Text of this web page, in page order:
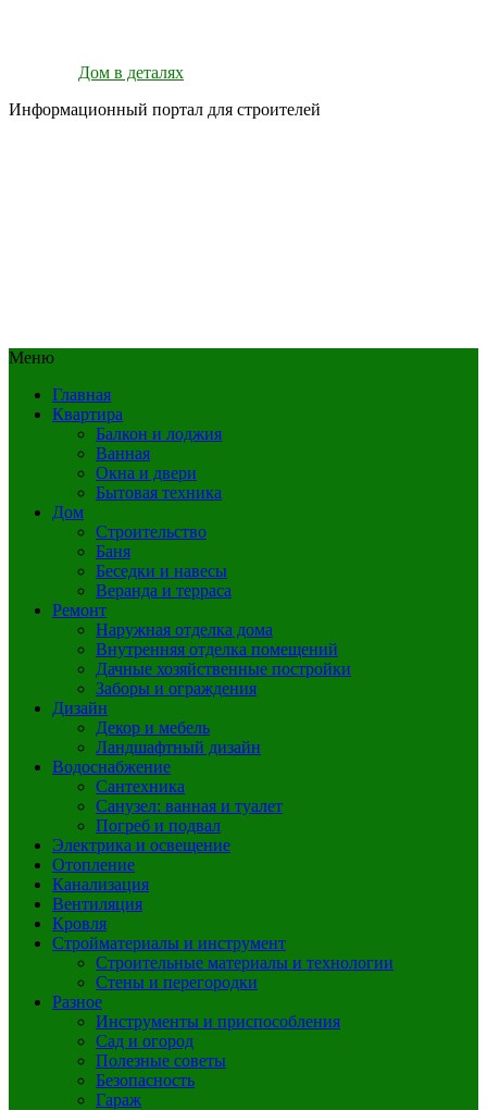
Дом в деталях
Информационный портал для строителей
Меню
Главная
Квартира
Балкон и лоджия
Ванная
Окна и двери
Бытовая техника
Дом
Строительство
Баня
Беседки и навесы
Веранда и терраса
Ремонт
Наружная отделка дома
Внутренняя отделка помещений
Дачные хозяйственные постройки
Заборы и ограждения
Дизайн
Декор и мебель
Ландшафтный дизайн
Водоснабжение
Сантехника
Санузел: ванная и туалет
Погреб и подвал
Электрика и освещение
Отопление
Канализация
Вентиляция
Кровля
Стройматериалы и инструмент
Строительные материалы и технологии
Стены и перегородки
Разное
Инструменты и приспособления
Сад и огород
Полезные советы
Безопасность
Гараж